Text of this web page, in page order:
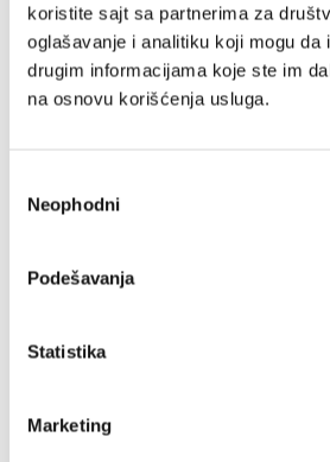
koristite sajt sa partnerima za
oglašavanje i analitiku koji mogu da
drugim informacijama koje ste im
na osnovu korišćenja usluga.
сагласности
Neophodni
Podešavanja
Statistika
Marketing
vašim nalogom.
Vaše ime
Vaše prezime